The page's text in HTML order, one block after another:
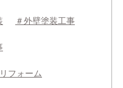
＃外壁塗装工事
フォーム